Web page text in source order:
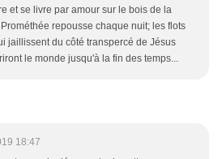
et se livre par amour sur le bois de la
repousse chaque nuit; les flots
jaillissent du côté transpercé de Jésus
le monde jusqu'à la fin des temps...
18:47